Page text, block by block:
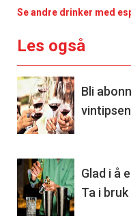
Se andre drinker med
Les også
Bli
Glad i å
Ta i